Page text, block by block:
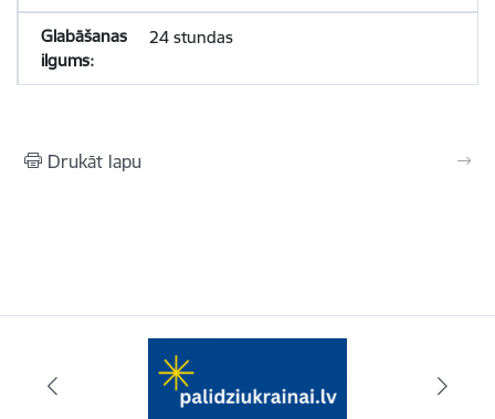
24 stundas
Drukāt lapu